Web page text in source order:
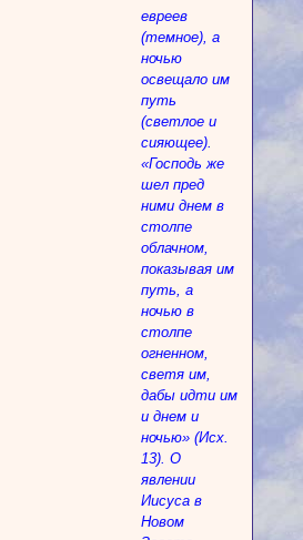
евреев
(темное), а
ночью
освещало им
путь
(светлое и
сияющее).
«Господь же
шел пред
ними днем в
столпе
облачном,
показывая им
путь, а
ночью в
столпе
огненном,
светя им,
дабы идти им
и днем и
ночью» (Исх.
13). О
явлении
Иисуса в
Новом